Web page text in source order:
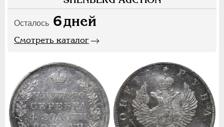
Осталось 6дней
Смотреть каталог